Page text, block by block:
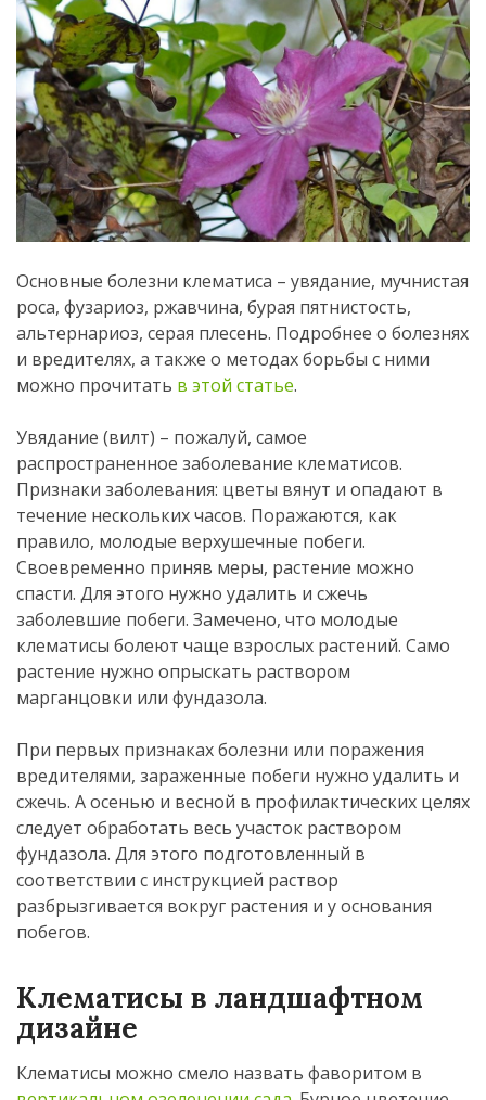
Основные болезни клематиса – увядание, мучнистая
роса, фузариоз, ржавчина, бурая пятнистость,
альтернариоз, серая плесень. Подробнее о болезнях
и вредителях, а также о методах борьбы с ними
можно прочитать в этой статье.
Увядание (вилт) – пожалуй, самое
распространенное заболевание клематисов.
Признаки заболевания: цветы вянут и опадают в
течение нескольких часов. Поражаются, как
правило, молодые верхушечные побеги.
Своевременно приняв меры, растение можно
спасти. Для этого нужно удалить и сжечь
заболевшие побеги. Замечено, что молодые
клематисы болеют чаще взрослых растений. Само
растение нужно опрыскать раствором
марганцовки или фундазола.
При первых признаках болезни или поражения
вредителями, зараженные побеги нужно удалить и
сжечь. А осенью и весной в профилактических целях
следует обработать весь участок раствором
фундазола. Для этого подготовленный в
соответствии с инструкцией раствор
разбрызгивается вокруг растения и у основания
побегов.
Клематисы в ландшафтном
дизайне
Клематисы можно смело назвать фаворитом в